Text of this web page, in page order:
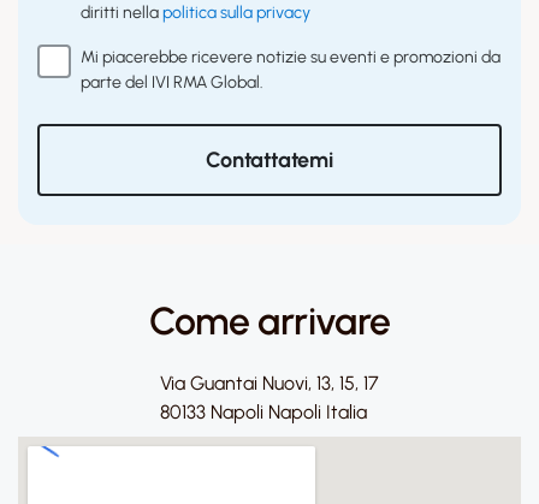
diritti nellapolitica sulla privacy
Mi piacerebbe ricevere notizie su eventi e promozioni da
parte del IVI RMA Global.
Contattatemi
Come arrivare
Via Guantai Nuovi, 13, 15, 17
80133 Napoli Napoli Italia